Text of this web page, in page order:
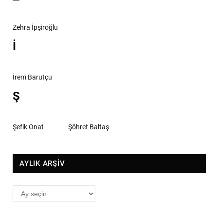
Zehra İpşiroğlu
İ
İrem Barutçu
Ş
Şefik Onat Şöhret Baltaş
AYLIK ARŞİV
AYLIK
ARŞİV